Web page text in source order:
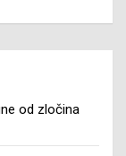
od zločina